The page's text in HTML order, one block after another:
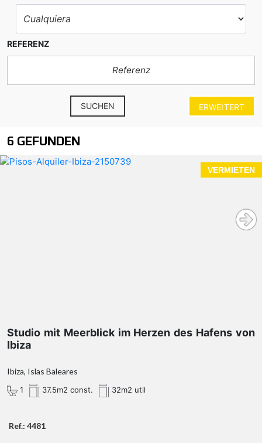
REFERENZ
ERWEITERT
SUCHEN
6 GEFUNDEN
VERMIETEN
Studio mit Meerblick im Herzen des Hafens von
Ibiza
Ibiza, Islas Baleares
1 37.5m2 const. 32m2 util
Ref.: 4481